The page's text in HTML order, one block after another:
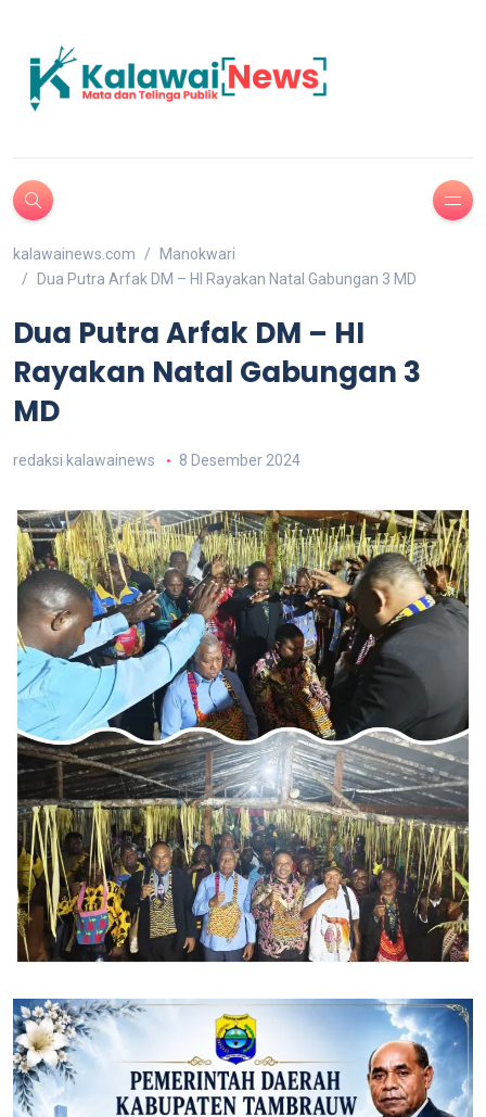
kalawainews.com
Manokwari
Dua Putra Arfak DM – HI Rayakan Natal Gabungan 3 MD
Dua Putra Arfak DM – HI
Rayakan Natal Gabungan 3
MD
redaksi kalawainews 8 Desember 2024